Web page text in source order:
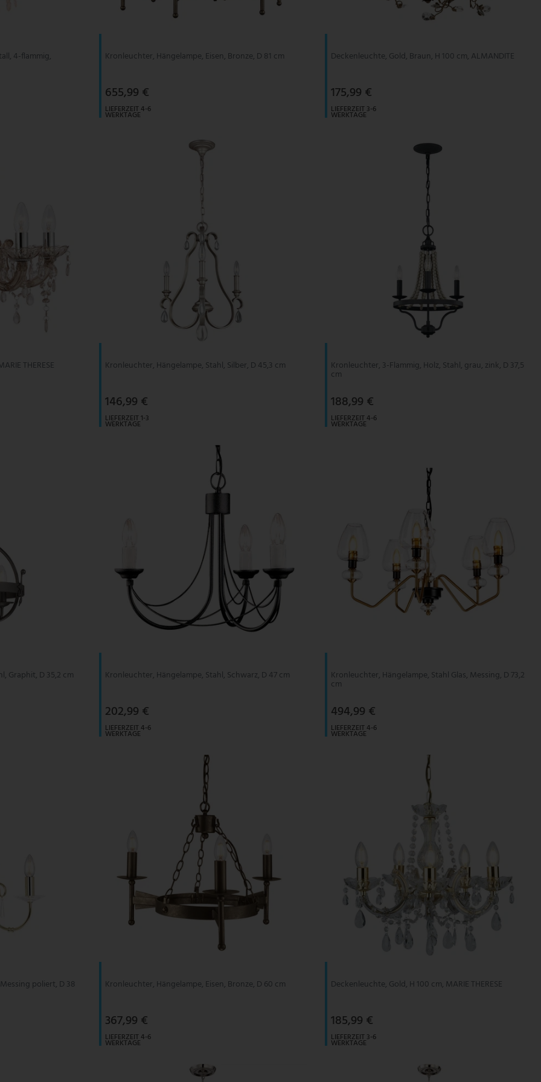
4-flammig, Kronleuchter, Hängelampe, Eisen, Bronze, D 81 cm
655,99 €
LIEFERZEIT 4-6
WERKTAGE
Deckenleuchte, Gold, Braun, H 100 cm, ALMANDITE
175,99 €
LIEFERZEIT 3-6
WERKTAGE
THERESE Kronleuchter, Hängelampe, Stahl, Silber, D 45,3 cm
146,99 €
LIEFERZEIT 1-3
WERKTAGE
Kronleuchter, 3-Flammig, Holz, Stahl, grau, zink, D 37,5
cm
188,99 €
LIEFERZEIT 4-6
WERKTAGE
Graphit, D 35,2 cm Kronleuchter, Hängelampe, Stahl, Schwarz, D 47 cm
202,99 €
LIEFERZEIT 4-6
WERKTAGE
Kronleuchter, Hängelampe, Stahl Glas, Messing, D 73,2
cm
494,99 €
LIEFERZEIT 4-6
WERKTAGE
poliert, D 38 Kronleuchter, Hängelampe, Eisen, Bronze, D 60 cm
367,99 €
LIEFERZEIT 4-6
WERKTAGE
Deckenleuchte, Gold, H 100 cm, MARIE THERESE
185,99 €
LIEFERZEIT 3-6
WERKTAGE